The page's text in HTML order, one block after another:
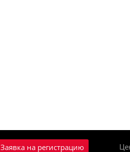
Заявка на регистрацию